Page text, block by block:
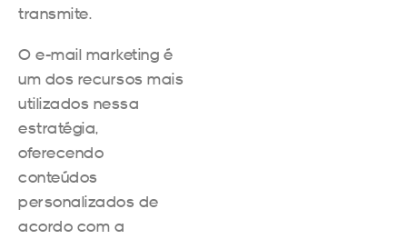
transmite.
O e-mail marketing é
um dos recursos mais
utilizados nessa
estratégia,
oferecendo
conteúdos
personalizados de
acordo com a